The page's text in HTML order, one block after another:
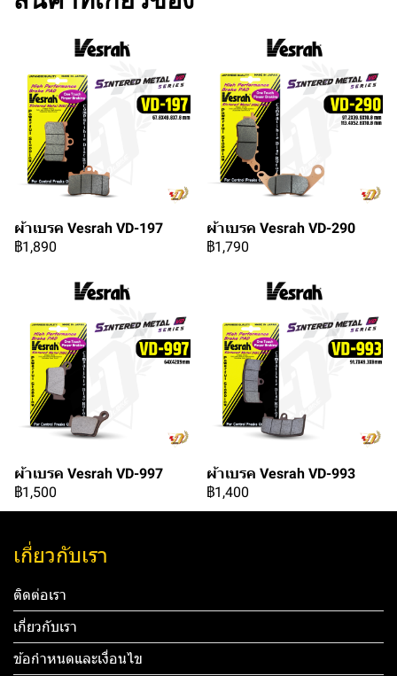
ผ้าเบรค Vesrah VD-197
฿1,890
ผ้าเบรค Vesrah VD-290
฿1,790
ผ้าเบรค Vesrah VD-997
฿1,500
ผ้าเบรค Vesrah VD-993
฿1,400
เกี่ยวกับเรา
ติดต่อเรา
เกี่ยวกับเรา
ข้อกำหนดและเงื่อนไข